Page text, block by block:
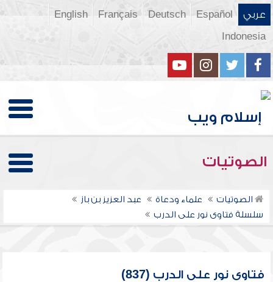
عربي Español
Deutsch
Français
English
Indonesia
الصوتيات
الصوتيات علماء ودعاة
عبد العزيز بن باز
سلسلة فتاوى نور على الدرب
فتاوى نور على الدرب (837)